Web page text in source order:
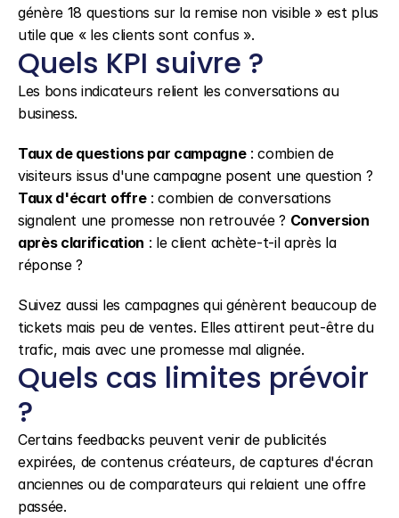
génère 18 questions sur la remise non visible » est plus
utile que « les clients sont confus ».
Quels KPI suivre ?
Les bons indicateurs relient les conversations au
business.
Taux de questions par campagne : combien de
Taux d'écart offre : combien de conversations
signalent une promesse non retrouvée ? Conversion
après clarification : le client achète-t-il après la
réponse ?
Suivez aussi les campagnes qui génèrent beaucoup de
tickets mais peu de ventes. Elles attirent peut-être du
trafic, mais avec une promesse mal alignée.
Quels cas limites prévoir
?
Certains feedbacks peuvent venir de publicités
expirées, de contenus créateurs, de captures d'écran
anciennes ou de comparateurs qui relaient une offre
passée.